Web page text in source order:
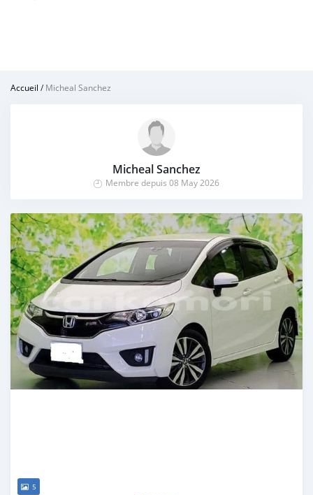
Accueil /Micheal Sanchez
Micheal Sanchez
Membre depuis 08 May 2026
5